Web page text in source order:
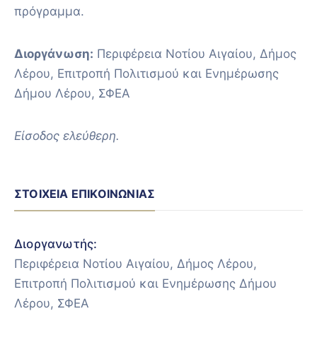
πρόγραμμα.
Διοργάνωση: Περιφέρεια Νοτίου Αιγαίου, Δήμος
Λέρου, Επιτροπή Πολιτισμού και Ενημέρωσης
Δήμου Λέρου, ΣΦΕΑ
Είσοδος ελεύθερη.
ΣΤΟΙΧΕΊΑ ΕΠΙΚΟΙΝΩΝΊΑΣ
Διοργανωτής:
Περιφέρεια Νοτίου Αιγαίου, Δήμος Λέρου,
Επιτροπή Πολιτισμού και Ενημέρωσης Δήμου
Λέρου, ΣΦΕΑ